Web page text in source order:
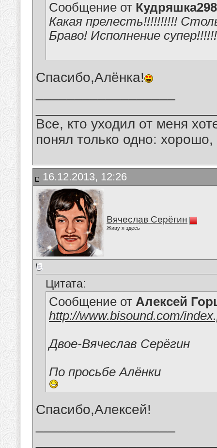
Сообщение от Кудряшка298
Какая прелесть!!!!!!!!!!
Браво! Исполнение
Спасибо,Алёнка!
Все, кто уходил от меня
понял только одно:
16.12.2013, 12:26
Вячеслав Серёгин
Живу я здесь
Цитата:
Сообщение от Алексей
http://www.bisound.com/
Двое-Вячеслав Серёгин
По просьбе Алёнки
Спасибо,Алексей!